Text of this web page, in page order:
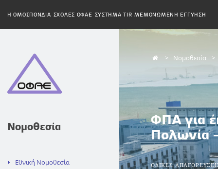
H ΟΜΟΣΠΟΝΔΙΑ ΣΧΟΛΕΣ ΟΦΑΕ ΣΥΣΤΗΜΑ TIR ΜΕΜΟΝΩΜΕΝΗ ΕΓΓΥΗΣΗ
Νομοθεσία
Εθνική Νομοθεσία
Νομοθεσία
ΦΠΑ για
Πολωνία
ΟΔΙΚΕΣ